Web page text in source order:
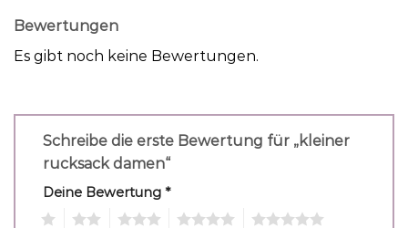
Bewertungen
Es gibt noch keine Bewertungen.
Schreibe die erste Bewertung für „kleiner
rucksack damen“
Deine Bewertung *